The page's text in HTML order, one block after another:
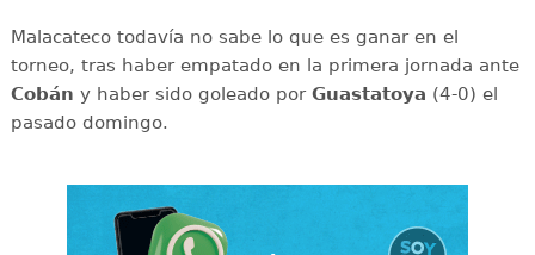
Malacateco todavía no sabe lo que es ganar en el
torneo, tras haber empatado en la primera jornada ante
Cobán y haber sido goleado por Guastatoya (4-0) el
pasado domingo.